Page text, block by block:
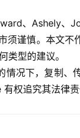
、Ashely、
须谨慎。本文不
类型的建议。
情况下，复制、
权追究其法律责